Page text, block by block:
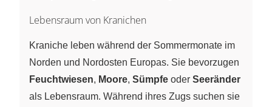
Lebensraum von Kranichen
Kraniche leben während der Sommermonate im
Norden und Nordosten Europas. Sie bevorzugen
Feuchtwiesen, Moore, Sümpfe oder Seeränder
als Lebensraum. Während ihres Zugs suchen sie